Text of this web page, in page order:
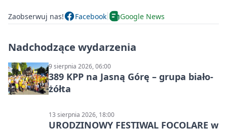
Zaobserwuj nas! Facebook Google News
Nadchodzące wydarzenia
9 sierpnia 2026, 06:00
389 KPP na Jasną Górę – grupa biało-
żółta
13 sierpnia 2026, 18:00
URODZINOWY FESTIWAL FOCOLARE w